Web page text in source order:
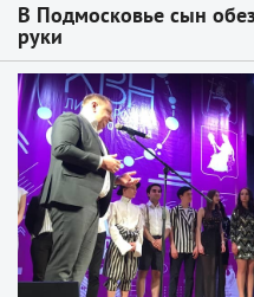
В Подмосковье сын
руки
1